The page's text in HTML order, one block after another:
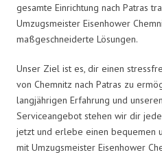
gesamte Einrichtung nach Patras
Umzugsmeister Eisenhower
maßgeschneiderte Lösungen.
Unser Ziel ist es, dir einen
von Chemnitz nach Patras zu
langjährigen Erfahrung und
Serviceangebot stehen wir dir
jetzt und erlebe einen bequemen
mit Umzugsmeister Eisenhower